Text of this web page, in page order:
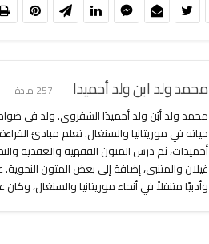
محمد ولد ابن ولد أحميدا 257 مادة
محمد ولد أبُن ولد أحميدًا الشقروي. ولد في
حياته في موريتانيا والسنغال. تعلم مبادئ
أحميدات، ثم درس المتون الفقهية والعقدية
وأدبيًا متنقلاً في أنحاء موريتانيا والسنغال، وكان